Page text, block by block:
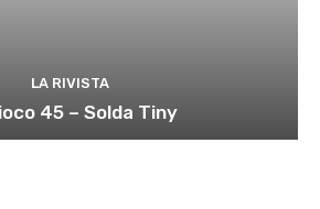
LA RIVISTA
45 – Solda Tiny